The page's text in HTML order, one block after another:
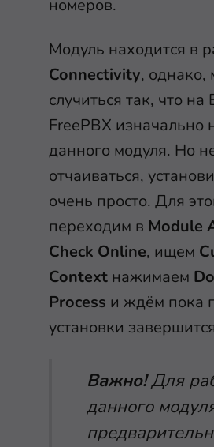
номеров.
Модуль находится в
Connectivity, однако,
случиться так, что
FreePBX изначально
данного модуля. Но
отчаиваться,
очень просто. Для
переходим в Module
Check Online, ищем
Context нажимаем
Process и ждём пока
установки
Важно!Для
данного